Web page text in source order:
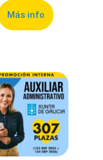
Más info